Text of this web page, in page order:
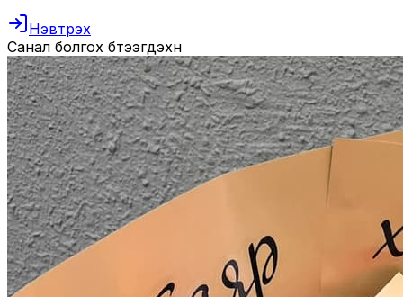
Нэвтрэх
Санал болгох бүтээгдэхүүн